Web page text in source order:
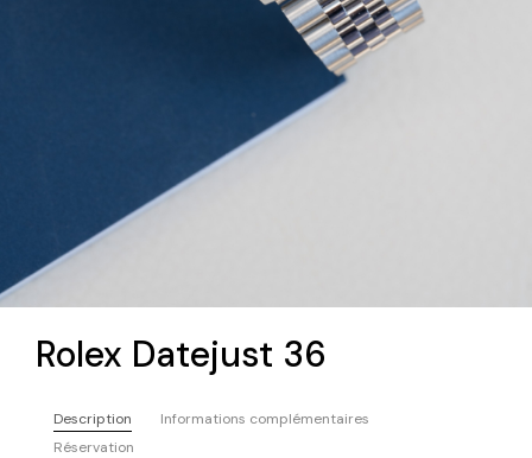
Rolex Datejust 36
Description
Informations complémentaires
Réservation